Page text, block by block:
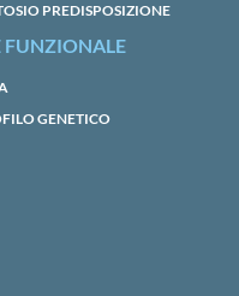
PREDISPOSIZIONE
FUNZIONALE
GENETICO